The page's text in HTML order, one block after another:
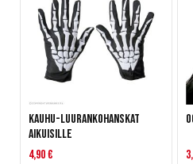
Kauhu-luurankohanskat
aikuisille
4,90 €